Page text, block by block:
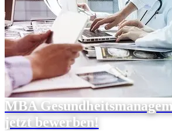
MBA
jetzt bewerben!